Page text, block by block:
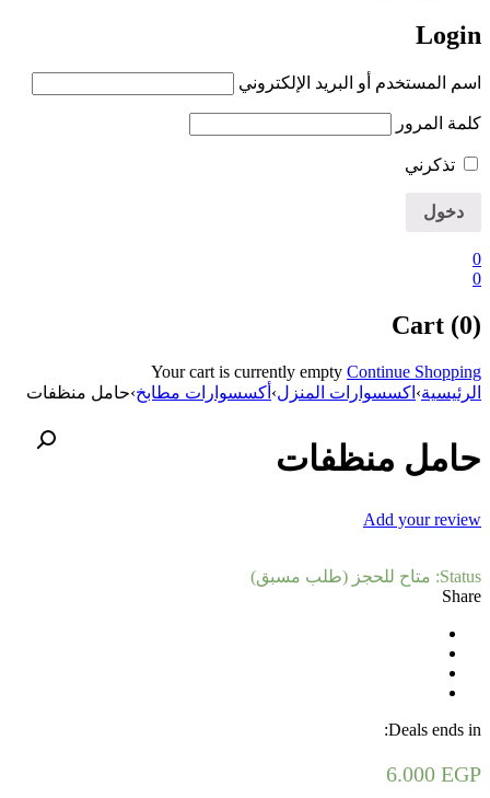
Login
اسم المستخدم أو البريد الإلكتروني
كلمة المرور
تذكرني
0
0
Cart (0)
Your cart is currently empty Continue Shopping
الرئيسية› اكسسوارات المنزل› أكسسوارات مطابخ›حامل منظفات
حامل منظفات
Add your review
Status: متاح للحجز (طلب مسبق)
Share
Deals ends in:
6.000 EGP